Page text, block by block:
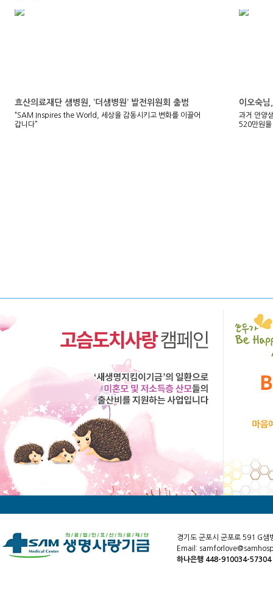
효산의료재단 샘병원, ‘더샘병원’ 발전위원회 출범
“SAM Inspires the World, 세상을 감동시키고 변화를 이끌어
갑니다”
이오숙
과거 안양
520만원을
경기도 군포시 군포로 591 G샘
Email:
하나은행 448-910034-57304